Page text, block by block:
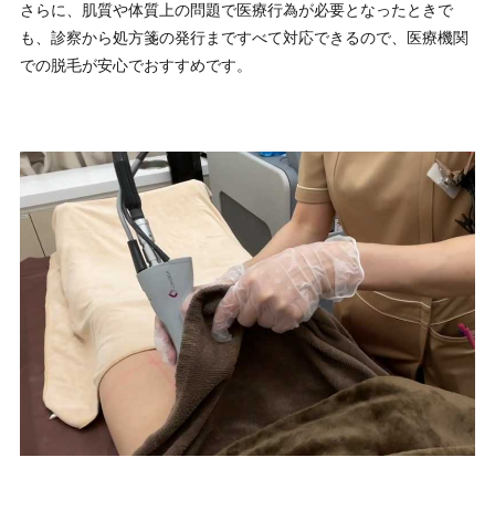
さらに、肌質や体質上の問題で医療行為が必要となったときで
も、診察から処方箋の発行まですべて対応できるので、医療機関
での脱毛が安心でおすすめです。